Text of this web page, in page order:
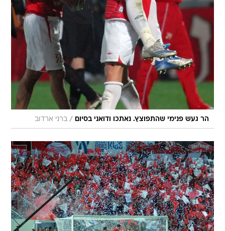
הר געש פנימי שהתפוצץ. נאתכו ודואני בסיום / ברני ארדוב